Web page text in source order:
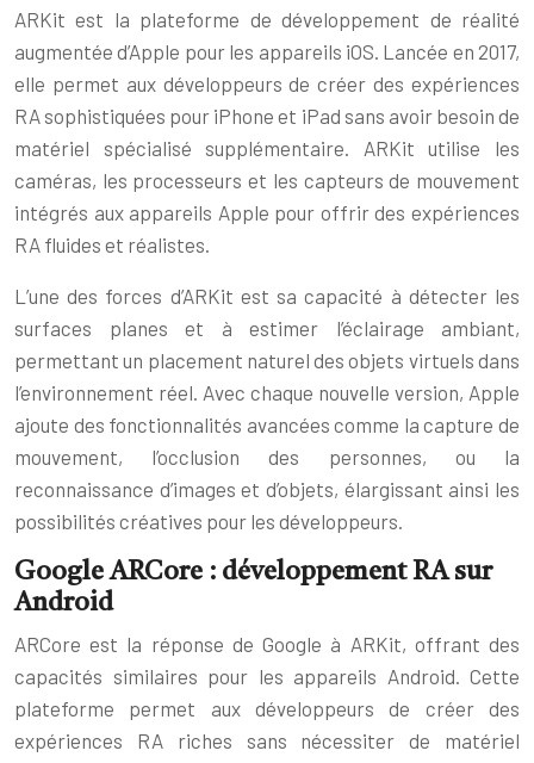
ARKit est la plateforme de développement de réalité
augmentée d’Apple pour les appareils iOS. Lancée en 2017,
elle permet aux développeurs de créer des expériences
RA sophistiquées pour iPhone et iPad sans avoir besoin de
matériel spécialisé supplémentaire. ARKit utilise les
caméras, les processeurs et les capteurs de mouvement
intégrés aux appareils Apple pour offrir des expériences
RA fluides et réalistes.
L’une des forces d’ARKit est sa capacité à détecter les
surfaces planes et à estimer l’éclairage ambiant,
permettant un placement naturel des objets virtuels dans
l’environnement réel. Avec chaque nouvelle version, Apple
ajoute des fonctionnalités avancées comme la capture de
mouvement, l’occlusion des personnes, ou la
reconnaissance d’images et d’objets, élargissant ainsi les
possibilités créatives pour les développeurs.
Google ARCore : développement RA sur
Android
ARCore est la réponse de Google à ARKit, offrant des
capacités similaires pour les appareils Android. Cette
plateforme permet aux développeurs de créer des
expériences RA riches sans nécessiter de matériel